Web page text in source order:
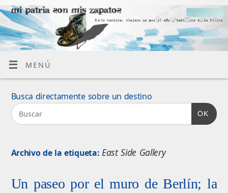
MENÚ
Busca directamente sobre un destino
OK
Archivo de la etiqueta: East Side Gallery
Un paseo por el muro de Berlín; la